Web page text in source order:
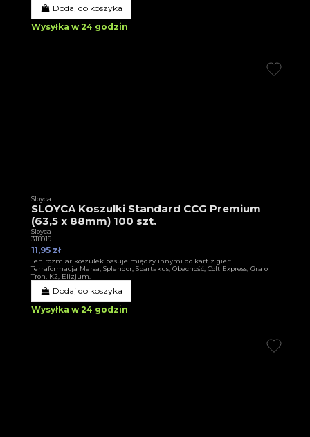
Dodaj do koszyka
Wysyłka w 24 godzin
Sloyca
SLOYCA Koszulki Standard CCG Premium
(63,5 x 88mm) 100 szt.
Sloyca
3T8919
11,95 zł
Ten rozmiar koszulek pasuje między innymi do kart z gier:
Terraformacja Marsa, Splendor, Spartakus, Obecność, Colt Express, Gra o
Tron, K2, Elizjum.
Dodaj do koszyka
Wysyłka w 24 godzin